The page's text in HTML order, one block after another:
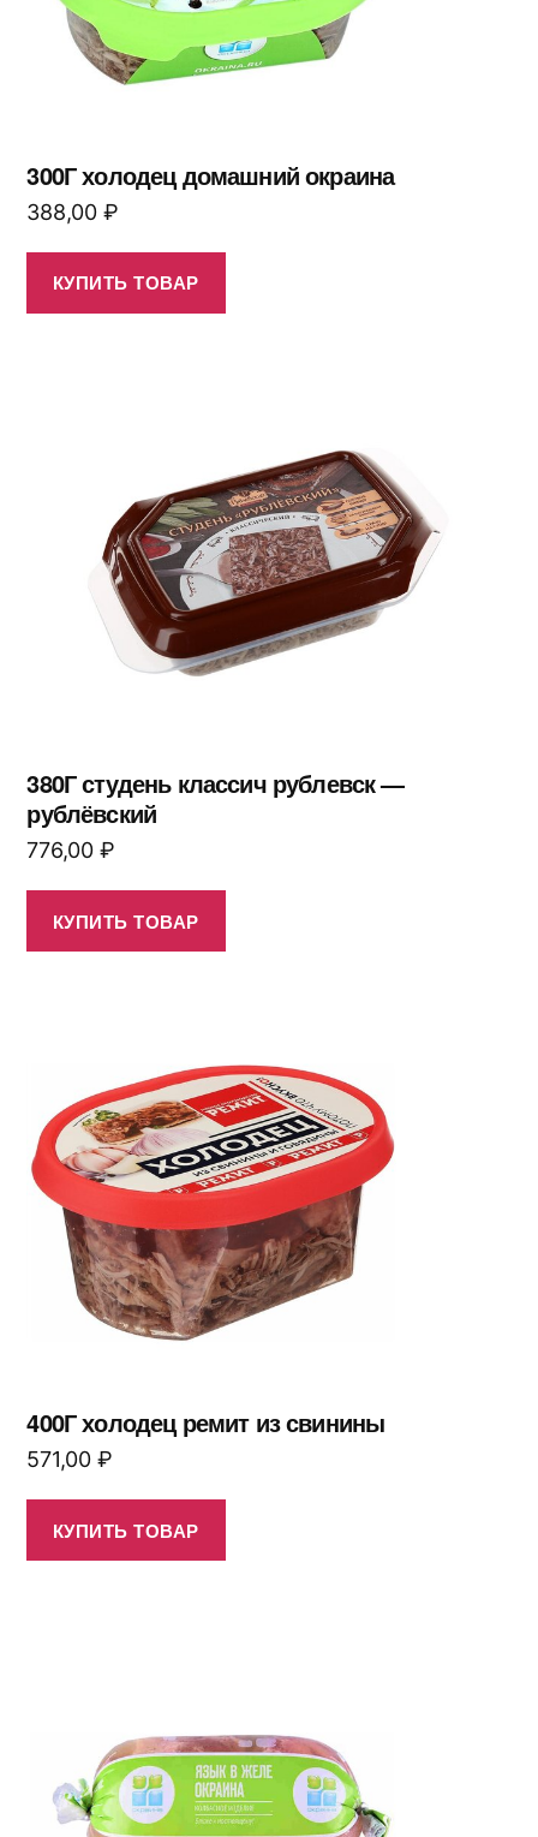
300Г холодец домашний окраина
388,00 ₽
КУПИТЬ ТОВАР
380Г студень классич рублевск —
рублёвский
776,00 ₽
КУПИТЬ ТОВАР
400Г холодец ремит из свинины
571,00 ₽
КУПИТЬ ТОВАР